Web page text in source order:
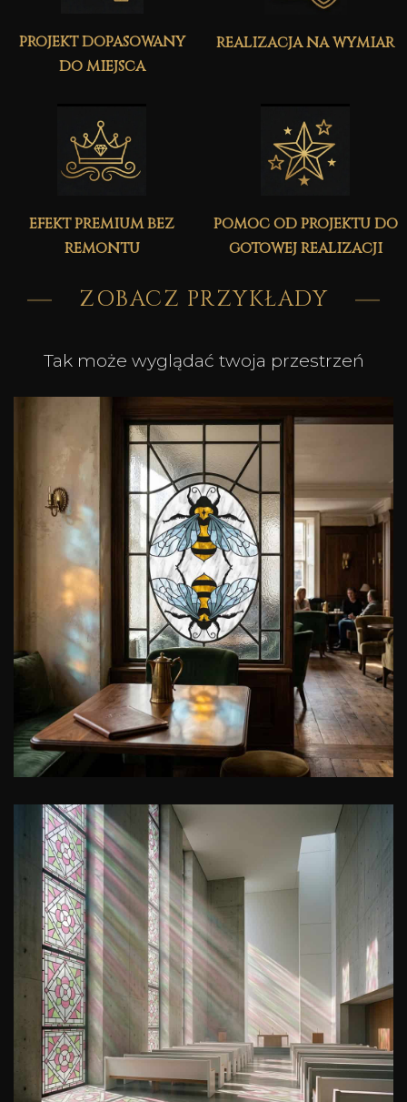
projekt dopasowany
do miejsca
realizacja na wymiar
efekt premium bez
remontu
pomoc od projektu do
gotowej realizacji
ZOBACZ PRZYKŁADY
Tak może wyglądać twoja przestrzeń